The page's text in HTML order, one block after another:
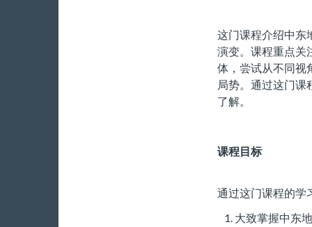
这门课程介绍中东
演变。课程重点关
体，尝试从不同视
局势。通过这门课
了解。
课程目标
通过这门课程的学
大致掌握中东